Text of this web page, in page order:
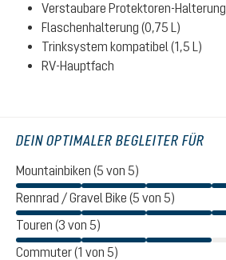
Verstaubare Protektoren-Halterung
Flaschenhalterung (0,75 L)
Trinksystem kompatibel (1,5 L)
RV-Hauptfach
DEIN OPTIMALER BEGLEITER FÜR
Mountainbiken (5 von 5)
Rennrad / Gravel Bike (5 von 5)
Touren (3 von 5)
Commuter (1 von 5)